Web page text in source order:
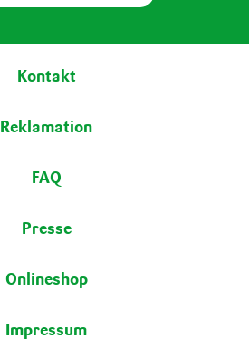
Kontakt
Reklamation
FAQ
Presse
Onlineshop
Impressum